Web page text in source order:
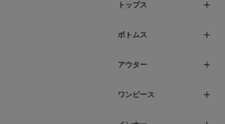
トップス
ボトムス
アウター
ワンピース